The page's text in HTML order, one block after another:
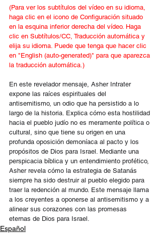
(Para ver los subtítulos del vídeo en su idioma,
haga clic en el icono de Configuración situado
en la esquina inferior derecha del vídeo. Haga
clic en Subtítulos/CC, Traducción automática y
elija su idioma. Puede que tenga que hacer clic
en "English (auto-generated)" para que aparezca
la traducción automática.)
En este revelador mensaje, Asher Intrater
expone las raíces espirituales del
antisemitismo, un odio que ha persistido a lo
largo de la historia. Explica cómo esta hostilidad
hacia el pueblo judío no es meramente política o
cultural, sino que tiene su origen en una
profunda oposición demoníaca al pacto y los
propósitos de Dios para Israel. Mediante una
perspicacia bíblica y un entendimiento profético,
Asher revela cómo la estrategia de Satanás
siempre ha sido destruir al pueblo elegido para
traer la redención al mundo. Este mensaje llama
a los creyentes a oponerse al antisemitismo y a
alinear sus corazones con las promesas
eternas de Dios para Israel.
Español